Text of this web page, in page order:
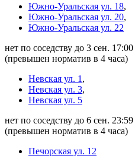
Южно-Уральская ул. 18,
Южно-Уральская ул. 20,
Южно-Уральская ул. 22
нет по соседству до 3 сен. 17:00
(превышен норматив в 4 часа)
Невская ул. 1 ,
Невская ул. 3,
Невская ул. 5
нет по соседству до 6 сен. 23:59
(превышен норматив в 4 часа)
Печорская ул. 12